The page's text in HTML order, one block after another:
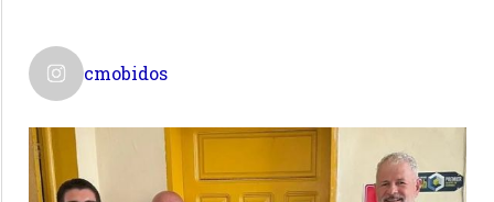
cmobidos